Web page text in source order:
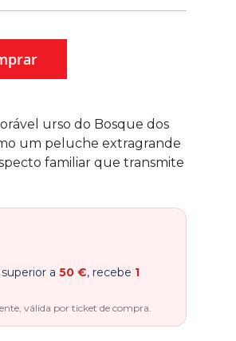
urso do Bosque dos
um peluche extragrande
familiar que transmite
a 50 €, recebe 1
válida por ticket de compra.